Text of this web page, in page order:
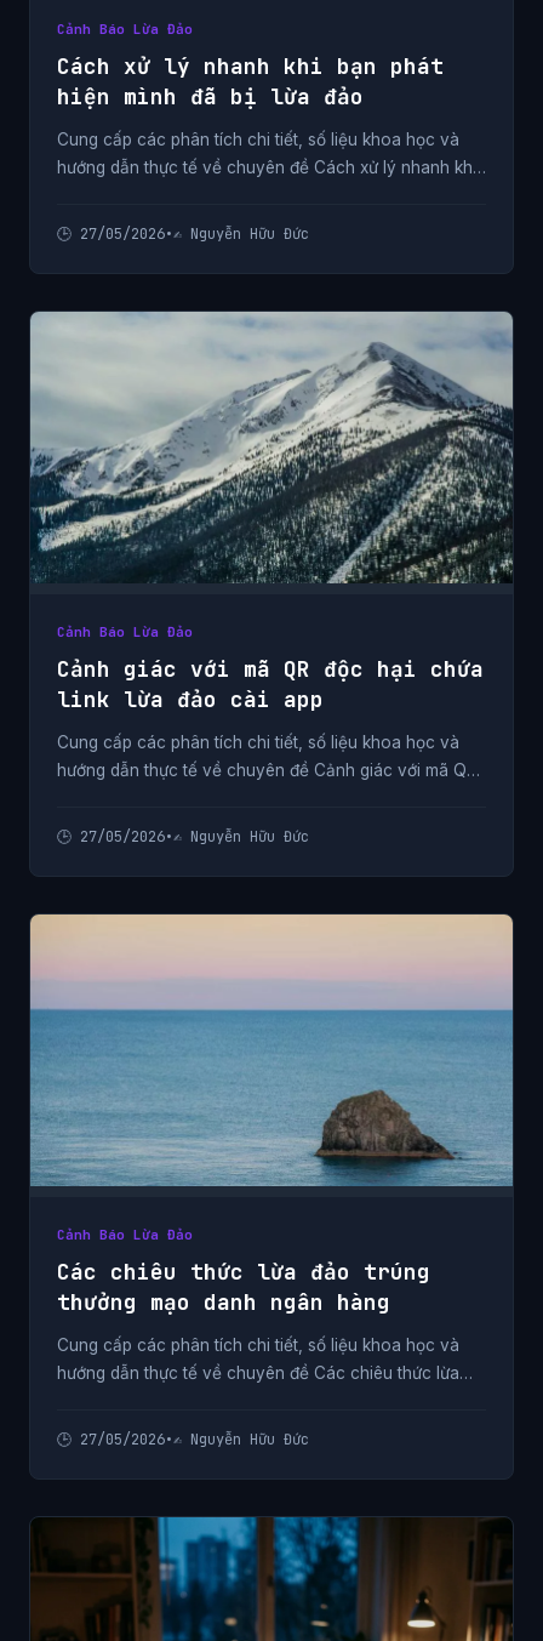
Cảnh Báo Lừa Đảo
Cách xử lý nhanh khi bạn phát
hiện mình đã bị lừa đảo
Cung cấp các phân tích chi tiết, số liệu khoa học và
hướng dẫn thực tế về chuyên đề Cách xử lý nhanh khi
🕒 27/05/2026•✍️ Nguyễn Hữu Đức
Cảnh Báo Lừa Đảo
Cảnh giác với mã QR độc hại chứa
link lừa đảo cài app
Cung cấp các phân tích chi tiết, số liệu khoa học và
hướng dẫn thực tế về chuyên đề Cảnh giác với mã QR
🕒 27/05/2026•✍️ Nguyễn Hữu Đức
Cảnh Báo Lừa Đảo
Các chiêu thức lừa đảo trúng
thưởng mạo danh ngân hàng
Cung cấp các phân tích chi tiết, số liệu khoa học và
hướng dẫn thực tế về chuyên đề Các chiêu thức lừa
🕒 27/05/2026•✍️ Nguyễn Hữu Đức